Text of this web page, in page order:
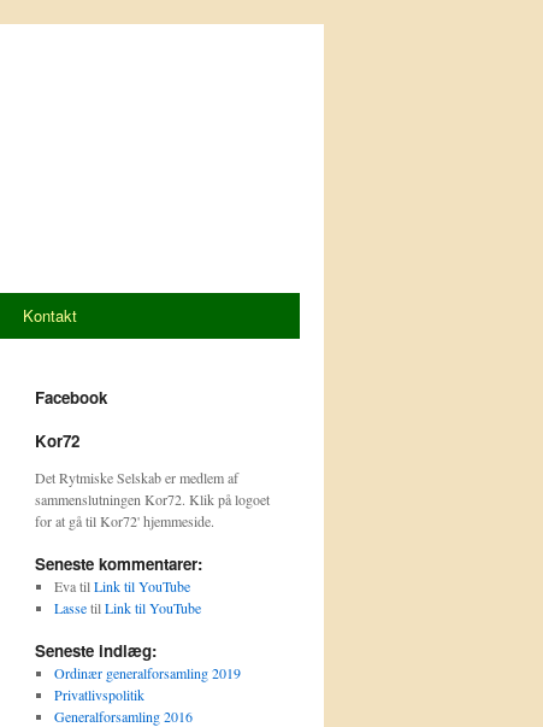
Kontakt
Facebook
Kor72
Det Rytmiske Selskab er medlem af
sammenslutningen Kor72. Klik på logoet
for at gå til Kor72' hjemmeside.
Seneste kommentarer:
EvatilLink til YouTube
LassetilLink til YouTube
Seneste indlæg:
Ordinær generalforsamling 2019
Privatlivspolitik
Generalforsamling 2016